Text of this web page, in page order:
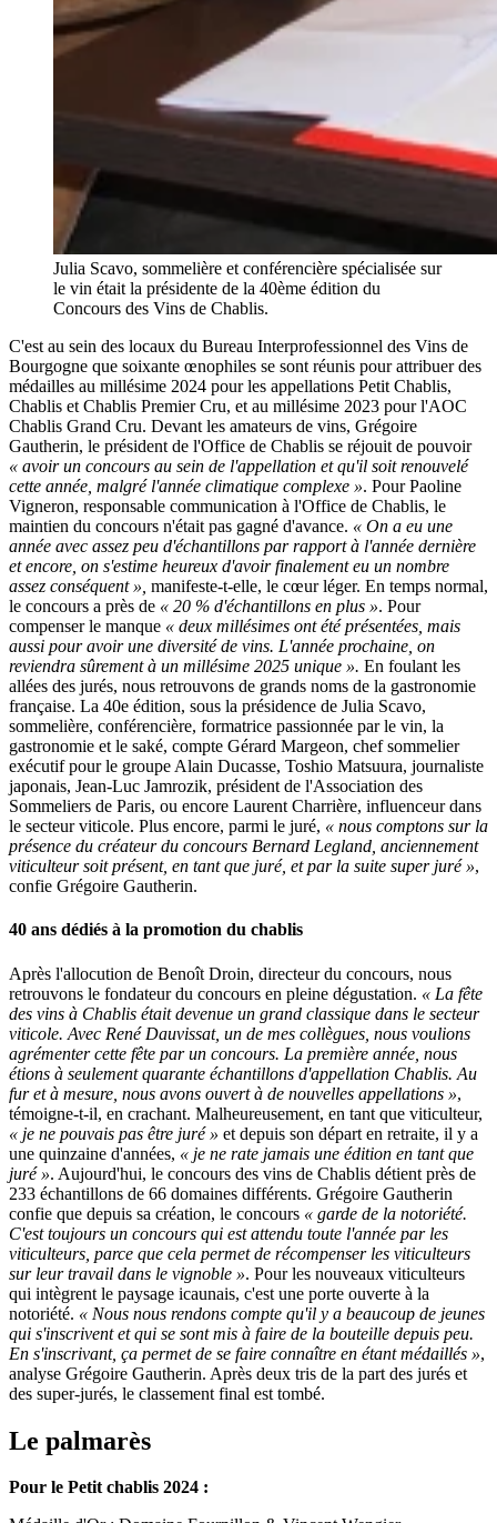
Julia Scavo, sommelière et conférencière spécialisée sur
le vin était la présidente de la 40ème édition du
Concours des Vins de Chablis.
C'est au sein des locaux du Bureau Interprofessionnel des Vins de
Bourgogne que soixante œnophiles se sont réunis pour attribuer des
médailles au millésime 2024 pour les appellations Petit Chablis,
Chablis et Chablis Premier Cru, et au millésime 2023 pour l'AOC
Chablis Grand Cru. Devant les amateurs de vins, Grégoire
Gautherin, le président de l'Office de Chablis se réjouit de pouvoir
« avoir un concours au sein de l'appellation et qu'il soit renouvelé
cette année, malgré l'année climatique complexe ». Pour Paoline
Vigneron, responsable communication à l'Office de Chablis, le
maintien du concours n'était pas gagné d'avance. « On a eu une
année avec assez peu d'échantillons par rapport à l'année dernière
et encore, on s'estime heureux d'avoir finalement eu un nombre
assez conséquent », manifeste-t-elle, le cœur léger. En temps normal,
le concours a près de « 20 % d'échantillons en plus ». Pour
compenser le manque « deux millésimes ont été présentées, mais
aussi pour avoir une diversité de vins. L'année prochaine, on
reviendra sûrement à un millésime 2025 unique ». En foulant les
allées des jurés, nous retrouvons de grands noms de la gastronomie
française. La 40e édition, sous la présidence de Julia Scavo,
sommelière, conférencière, formatrice passionnée par le vin, la
gastronomie et le saké, compte Gérard Margeon, chef sommelier
exécutif pour le groupe Alain Ducasse, Toshio Matsuura, journaliste
japonais, Jean-Luc Jamrozik, président de l'Association des
Sommeliers de Paris, ou encore Laurent Charrière, influenceur dans
le secteur viticole. Plus encore, parmi le juré, « nous comptons sur la
présence du créateur du concours Bernard Legland, anciennement
viticulteur soit présent, en tant que juré, et par la suite super juré »,
confie Grégoire Gautherin.
40 ans dédiés à la promotion du chablis
Après l'allocution de Benoît Droin, directeur du concours, nous
retrouvons le fondateur du concours en pleine dégustation. « La fête
des vins à Chablis était devenue un grand classique dans le secteur
viticole. Avec René Dauvissat, un de mes collègues, nous voulions
agrémenter cette fête par un concours. La première année, nous
étions à seulement quarante échantillons d'appellation Chablis. Au
fur et à mesure, nous avons ouvert à de nouvelles appellations »,
témoigne-t-il, en crachant. Malheureusement, en tant que viticulteur,
« je ne pouvais pas être juré » et depuis son départ en retraite, il y a
une quinzaine d'années, « je ne rate jamais une édition en tant que
juré ». Aujourd'hui, le concours des vins de Chablis détient près de
233 échantillons de 66 domaines différents. Grégoire Gautherin
confie que depuis sa création, le concours « garde de la notoriété.
C'est toujours un concours qui est attendu toute l'année par les
viticulteurs, parce que cela permet de récompenser les viticulteurs
sur leur travail dans le vignoble ». Pour les nouveaux viticulteurs
qui intègrent le paysage icaunais, c'est une porte ouverte à la
notoriété. « Nous nous rendons compte qu'il y a beaucoup de jeunes
qui s'inscrivent et qui se sont mis à faire de la bouteille depuis peu.
En s'inscrivant, ça permet de se faire connaître en étant médaillés »,
analyse Grégoire Gautherin. Après deux tris de la part des jurés et
des super-jurés, le classement final est tombé.
Le palmarès
Pour le Petit chablis 2024 :